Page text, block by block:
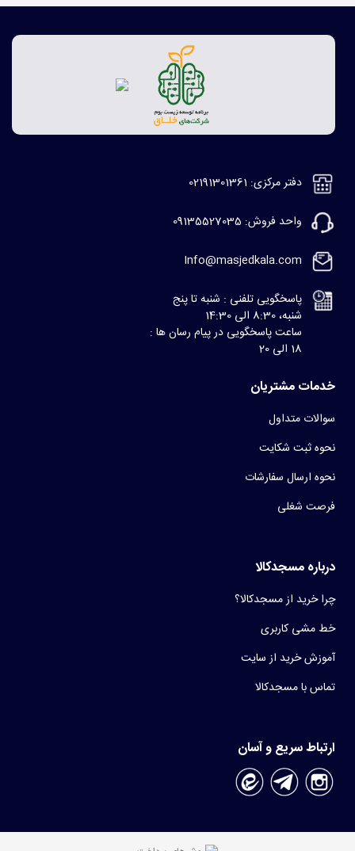
دفتر مرکزی: 02191301361
واحد فروش: 09135527035
Info@masjedkala.com
پاسخگویی تلفنی : شنبه تا پنج
شنبه، 8:30 الی 14:30
ساعت پاسخگویی در پیام رسان ها :
18 الی 20
خدمات مشتریان
سوالات متداول
نحوه ثبت شکایت
نحوه ارسال سفارشات
فرصت شغلی
درباره مسجدکالا
چرا خرید از مسجدکالا؟
خط مشی کاربری
آموزش خرید از سایت
تماس با مسجدکالا
ارتباط سریع و آسان